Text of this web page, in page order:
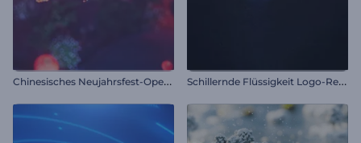
C
hinesisches Neujahrsfest-Opener S
chillernde Flüssigkeit Logo-Reveal